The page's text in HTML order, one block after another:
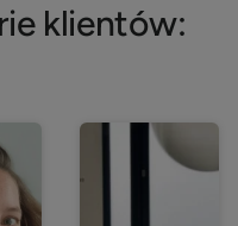
klientów: